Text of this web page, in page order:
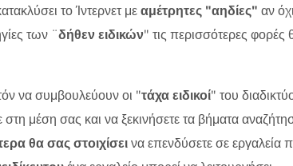
το Ίντερνετ μεαμέτρητες "αηδίες" αν όχι
των ¨δήθεν ειδικών" τις περισσότερες φορές
να συμβουλεύουν οι "τάχα ειδικοί" του
μέση σας και να ξεκινήσετε τα βήματα
θα σας στοιχίσεινα επενδύσετε σε εργαλεία